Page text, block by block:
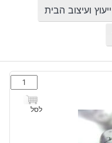
ייעוץ ועיצוב הבית
כמות
של
היולייט
לסל